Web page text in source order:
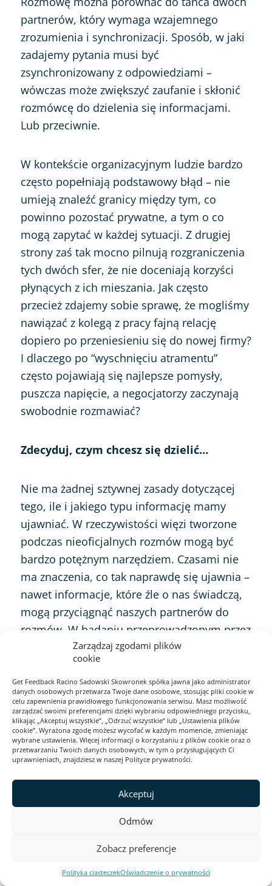
Zarządzaj zgodami plików
cookie
Get Feedback Racino Sadowski Skowronek spółka jawna jako administrator
danych osobowych przetwarza Twoje dane osobowe, stosując pliki cookie w
celu zapewnienia prawidłowego funkcjonowania serwisu. Masz możliwość
zarządzać swoimi preferencjami dzięki wybraniu odpowiedniego przycisku,
klikając „Akceptuj wszystkie”, „Odrzuć wszystkie” lub „Ustawienia plików
cookie”. Wyrażona zgodę możesz wycofać w każdym momencie, zmieniając
wybrane ustawienia. Więcej informacji o korzystaniu z plików cookie oraz o
przetwarzaniu Twoich danych osobowych, w tym o przysługujących Ci
uprawnieniach, znajdziesz w naszej Polityce prywatności.
Akceptuj
Odmów
Zobacz preferencje
Polityka ciasteczekOświadczenie o prywatności
partnerów, który wymaga wzajemnego
zrozumienia i synchronizacji. Sposób, w jaki
zadajemy pytania musi być
zsynchronizowany z odpowiedziami –
wówczas może zwiększyć zaufanie i skłonić
rozmówcę do dzielenia się informacjami.
Lub przeciwnie.
W kontekście organizacyjnym ludzie bardzo
często popełniają podstawowy błąd – nie
umieją znaleźć granicy między tym, co
powinno pozostać prywatne, a tym o co
mogą zapytać w każdej sytuacji. Z drugiej
strony zaś tak mocno pilnują rozgraniczenia
tych dwóch sfer, że nie doceniają korzyści
płynących z ich mieszania. Jak często
przecież zdajemy sobie sprawę, że mogliśmy
nawiązać z kolegą z pracy fajną relację
dopiero po przeniesieniu się do nowej firmy?
I dlaczego po “wyschnięciu atramentu”
często pojawiają się najlepsze pomysły,
puszcza napięcie, a negocjatorzy zaczynają
swobodnie rozmawiać?
Zdecyduj, czym chcesz się dzielić…
Nie ma żadnej sztywnej zasady dotyczącej
tego, ile i jakiego typu informację mamy
ujawniać. W rzeczywistości więzi tworzone
podczas nieoficjalnych rozmów mogą być
bardzo potężnym narzędziem. Czasami nie
ma znaczenia, co tak naprawdę się ujawnia –
nawet informacje, które źle o nas świadczą,
mogą przyciągnąć naszych partnerów do
rozmów. W badaniu przeprowadzonym przez
Kate Barasz i Michael Norton odkryli, że ​​
większość ludzi zakłada, że ​​odmówienie
odpowiedzi na pytanie, które mogłoby
powodować jakieś negatywne skojarzenia,
np.”Czy kiedykolwiek nie dopełniłeś swoich
obowiązków w pracy?” jest lepsze niż
odpowiedź twierdząca.
Okazuje się, że taka intuicja jest… błędna!
Kiedy poprosili ludzi, aby przyjęli
perspektywę rekrutera i wybrali jednego z
dwóch kandydatów, prawie 90% wolało